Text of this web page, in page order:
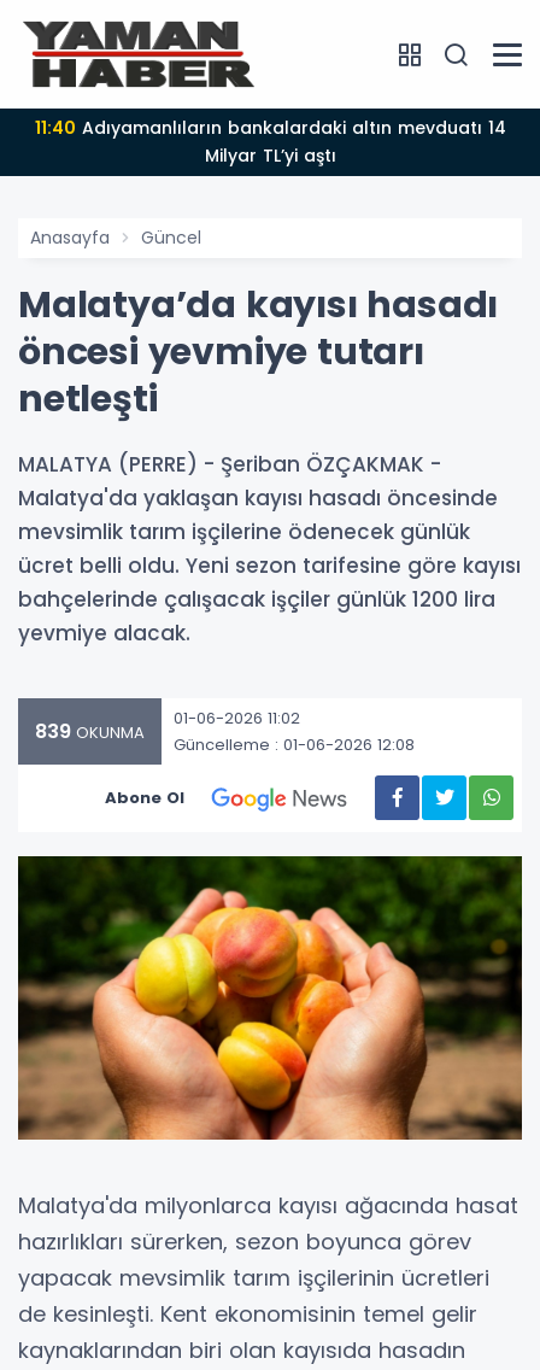
11:40
Milyar TL’yi aştı
Anasayfa Güncel
Malatya’da kayısı hasadı
öncesi yevmiye tutarı
netleşti
MALATYA (PERRE) - Şeriban ÖZÇAKMAK -
Malatya'da yaklaşan kayısı hasadı öncesinde
mevsimlik tarım işçilerine ödenecek günlük
ücret belli oldu. Yeni sezon tarifesine göre kayısı
bahçelerinde çalışacak işçiler günlük 1200 lira
yevmiye alacak.
839 OKUNMA
01-06-2026 11:02
Güncelleme : 01-06-2026 12:08
Abone Ol
Malatya'da milyonlarca kayısı ağacında hasat
hazırlıkları sürerken, sezon boyunca görev
yapacak mevsimlik tarım işçilerinin ücretleri
de kesinleşti. Kent ekonomisinin temel gelir
kaynaklarından biri olan kayısıda hasadın